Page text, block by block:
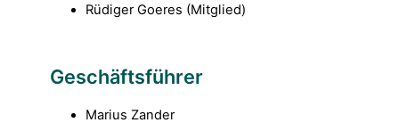
Rüdiger Goeres (Mitglied)
Geschäftsführer
Marius Zander